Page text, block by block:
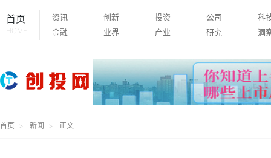
首页
HOME
资讯 创新 投资 公司
科
金融
业界 产业 研究 洞
首页 新闻 正文